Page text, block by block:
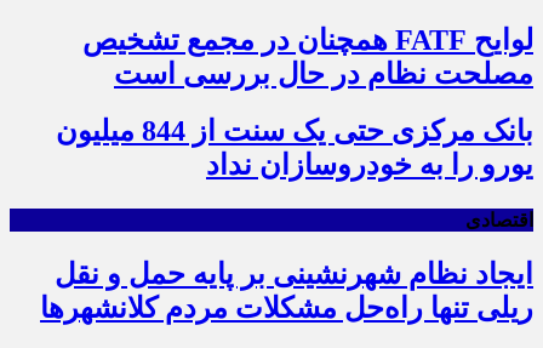
لوایح FATF همچنان در مجمع تشخیص
مصلحت نظام در حال بررسی است
بانک مرکزی حتی یک سنت از 844 میلیون
یورو را به خودروسازان نداد
اقتصادی
ایجاد نظام شهرنشینی بر پایه حمل و نقل
ریلی تنها راه‌حل مشکلات مردم کلانشهرها